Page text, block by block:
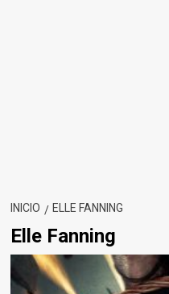
INICIO ELLE FANNING
Elle Fanning